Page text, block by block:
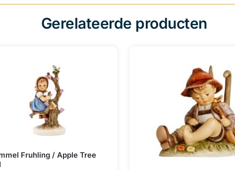
Gerelateerde producten
Fruhling / Apple Tree